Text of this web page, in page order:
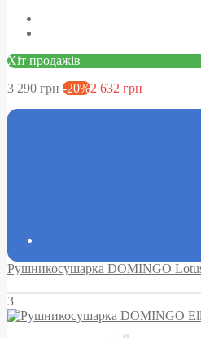
Хіт продажів
3 290 грн -20%2 632 грн
Рушникосушарка DOMINGO Lotus
3